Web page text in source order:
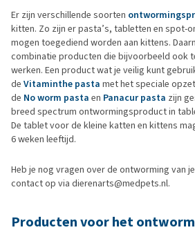
Er zijn verschillende soorten
kitten. Zo zijn er pasta’s, tabletten en spot-
mogen toegediend worden aan kittens.
combinatie producten die bijvoorbeeld ook
werken. Een product wat je veilig kunt
de Vitaminthe pasta met het speciale
de No worm pasta en Panacur pasta zijn
breed spectrum ontwormingsproduct in
De tablet voor de kleine katten en kittens
6 weken leeftijd.
Heb je nog vragen over de ontworming van
contact op via dierenarts@medpets.nl.
Producten voor het